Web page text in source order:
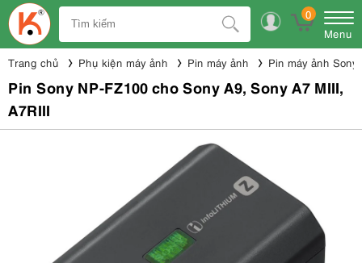
0
Menu
Trang chủ Phụ kiện máy ảnh Pin máy ảnh Pin máy ảnh Sony
Pin Sony NP-FZ100 cho Sony A9, Sony A7 MIII,
A7RIII